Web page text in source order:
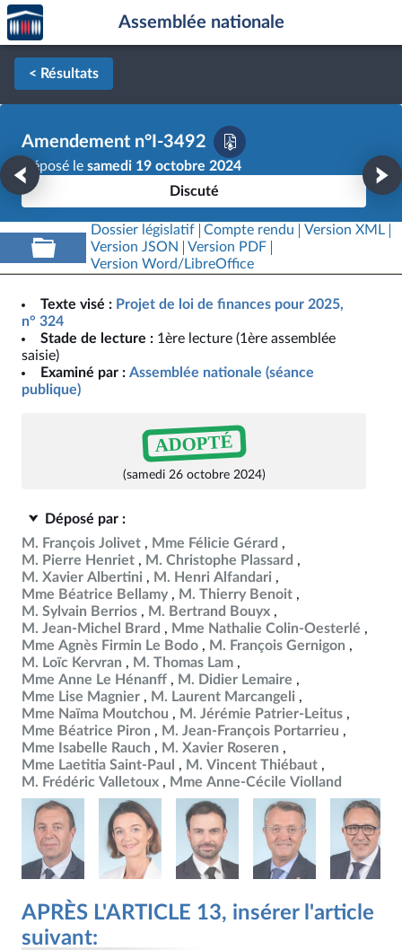
Aller au contenu
Aller en bas de la page
Accèder
à la
page
d'accueil
Assemblée nationale
< Résultats
Amendement n°I-3492
Déposé le samedi 19 octobre 2024
Discuté
Dossier législatif Compte rendu
Version XML
Version JSON
Version PDF
Version Word/LibreOffice
Texte visé : Projet de loi de finances pour 2025,
n° 324
Stade de lecture : 1ère lecture (1ère assemblée
saisie)
Examiné par : Assemblée nationale (séance
publique)
ADOPTÉ
(samedi 26 octobre 2024)
Déposé par :
M. François Jolivet
Mme Félicie Gérard
M. Pierre Henriet
M. Christophe Plassard
M. Xavier Albertini
M. Henri Alfandari
Mme Béatrice Bellamy
M. Thierry Benoit
M. Sylvain Berrios
M. Bertrand Bouyx
M. Jean-Michel Brard
Mme Nathalie Colin-Oesterlé
Mme Agnès Firmin Le Bodo
M. François Gernigon
M. Loïc Kervran
M. Thomas Lam
Mme Anne Le Hénanff
M. Didier Lemaire
Mme Lise Magnier
M. Laurent Marcangeli
Mme Naïma Moutchou
M. Jérémie Patrier-Leitus
Mme Béatrice Piron
M. Jean-François Portarrieu
Mme Isabelle Rauch
M. Xavier Roseren
Mme Laetitia Saint-Paul
M. Vincent Thiébaut
M. Frédéric Valletoux
Mme Anne-Cécile Violland
APRÈS L'ARTICLE 13, insérer l'article
suivant: